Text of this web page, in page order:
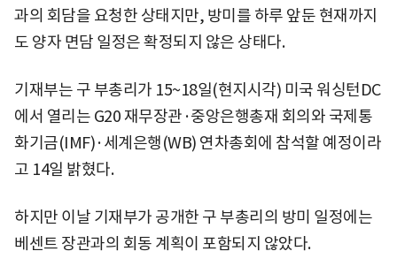
과의 회담을 요청한 상태지만, 방미를 하루 앞둔 현재까지
도 양자 면담 일정은 확정되지 않은 상태다.
기재부는 구 부총리가 15~18일(현지시각) 미국 워싱턴DC
에서 열리는 G20 재무장관·중앙은행총재 회의와 국제통
화기금(IMF)·세계은행(WB) 연차총회에 참석할 예정이라
고 14일 밝혔다.
하지만 이날 기재부가 공개한 구 부총리의 방미 일정에는
베센트 장관과의 회동 계획이 포함되지 않았다.